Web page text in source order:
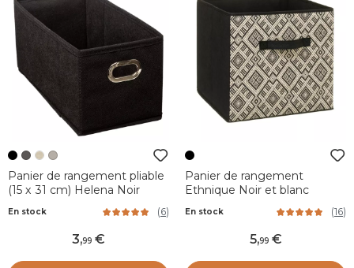
Panier de rangement pliable
(15 x 31 cm) Helena Noir
En stock (6)
3,99
Panier de rangement
Ethnique Noir et blanc
En stock (16)
5,99